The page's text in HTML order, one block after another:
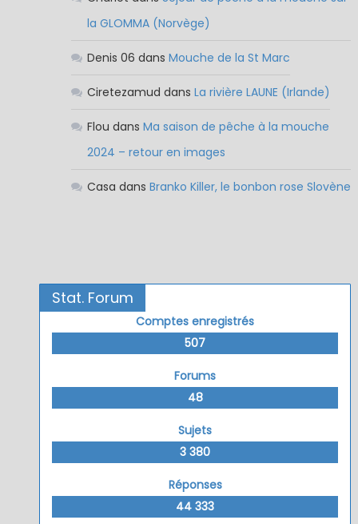
la GLOMMA (Norvège)
Denis 06 dans Mouche de la St Marc
Ciretezamud dans La rivière LAUNE (Irlande)
Flou dans Ma saison de pêche à la mouche
2024 – retour en images
Casa dans Branko Killer, le bonbon rose Slovène
Stat. Forum
Comptes enregistrés
507
Forums
48
Sujets
3 380
Réponses
44 333